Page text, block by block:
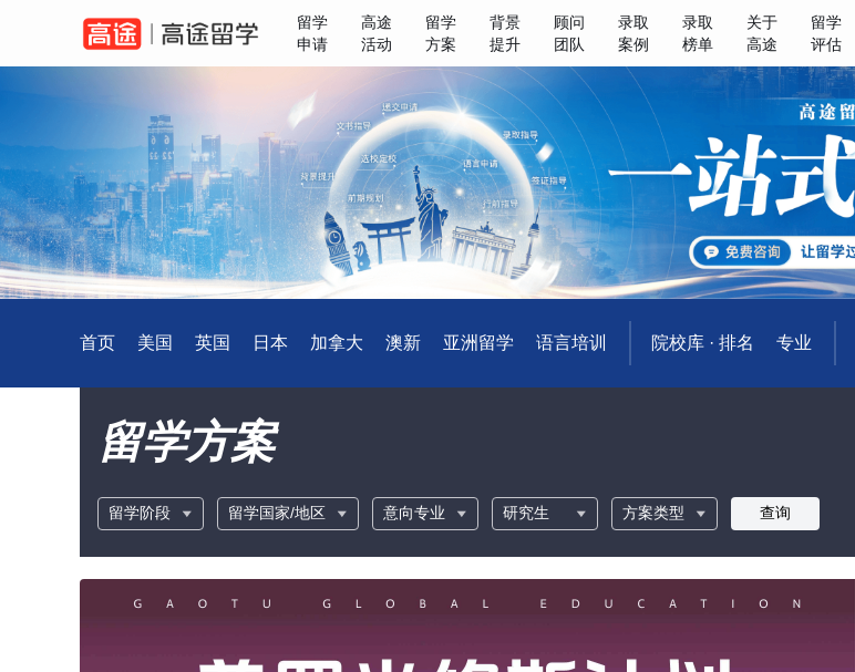
留学
申请
高途
活动
留学
方案
背景
提升
顾问
团队
录取
案例
录取
榜单
关于
高途
留学
评估
首页 美国 英国 日本 加拿大 澳新 亚洲留学 语言培训 院校库 · 排名 专业
留学方案